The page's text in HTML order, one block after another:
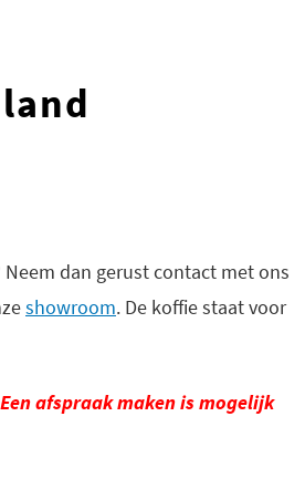
dan gerust contact met ons
showroom. De koffie staat voor
afspraak maken is mogelijk